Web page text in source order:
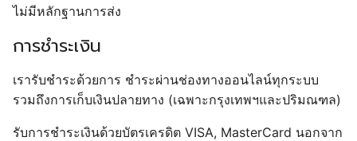
ไม่มีหลักฐานการส่ง
การชำระเงิน
เรารับชำระด้วยการ ชำระผ่านช่องทางออนไลน์ทุกระบบ
รวมถึงการเก็บเงินปลายทาง (เฉพาะกรุงเทพฯและปริมณฑล)
รับการชำระเงินด้วยบัตรเครดิต VISA, MasterCard นอกจาก